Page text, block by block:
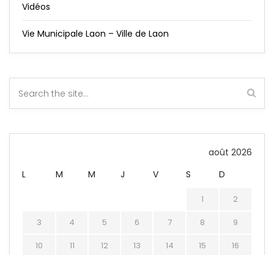
Vidéos
Vie Municipale Laon – Ville de Laon
août 2026
L
M M J V S D
1
2
3
4 5 6 7 8
9
10
11 12 13 14 15 16